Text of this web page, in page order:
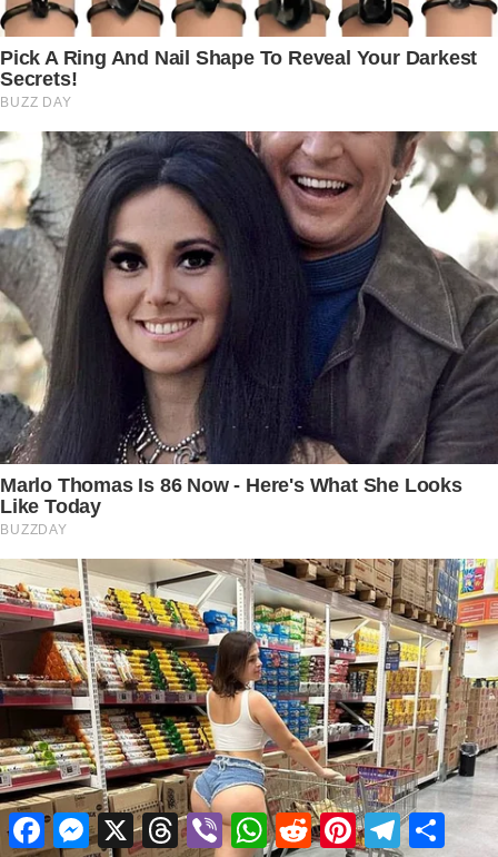
FacebookMessenger
X ThreadsViberWhatsApp
RedditPinterestTelegramShare